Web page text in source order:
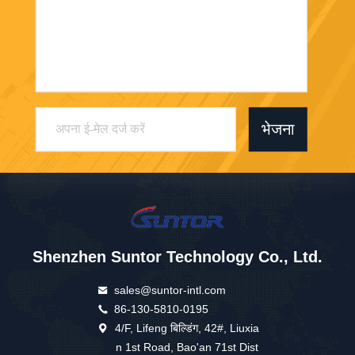
भेजना
Shenzhen Suntor Technology Co., Ltd.
sales@suntor-intl.com
86-130-5810-0195
4/F, Lifeng बिल्डिंग, 42#, Liuxia
n 1st Road, Bao'an 71st Dist